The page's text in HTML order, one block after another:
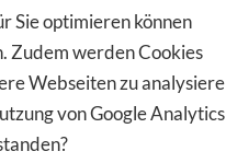
zu hohen
/ Kariesinfiltration
aus Gold oder Keramik
Sie optimieren können
Zudem werden Cookies
Webseiten zu
von Google Analytics